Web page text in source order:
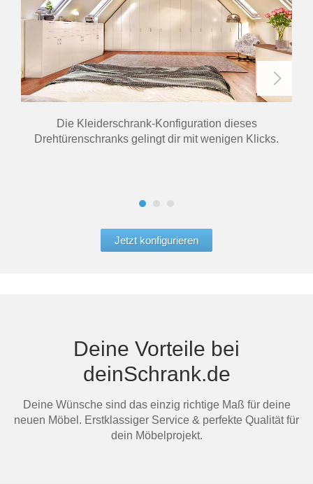
Die Kleiderschrank-Konfiguration dieses
Drehtürenschranks gelingt dir mit wenigen Klicks.
Jetzt konfigurieren
Deine Vorteile bei
deinSchrank.de
Deine Wünsche sind das einzig richtige Maß für deine
neuen Möbel. Erstklassiger Service & perfekte Qualität für
dein Möbelprojekt.